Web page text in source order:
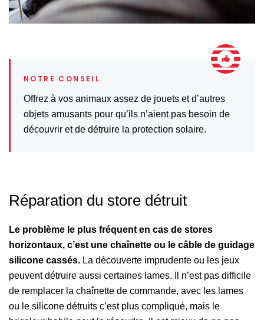
Offrez à vos animaux assez de jouets et d’autres
objets amusants pour qu’ils n’aient pas besoin de
découvrir et de détruire la protection solaire.
Réparation du store détruit
Le problème le plus fréquent en cas de stores
horizontaux, c’est une chaînette ou le câble de guidage
silicone cassés. La découverte imprudente ou les jeux
peuvent détruire aussi certaines lames. Il n’est pas difficile
de remplacer la chaînette de commande, avec les lames
ou le silicone détruits c’est plus compliqué, mais le